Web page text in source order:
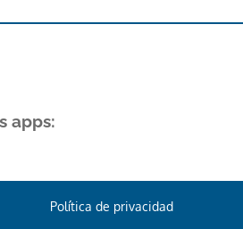
apps:
Política de privacidad